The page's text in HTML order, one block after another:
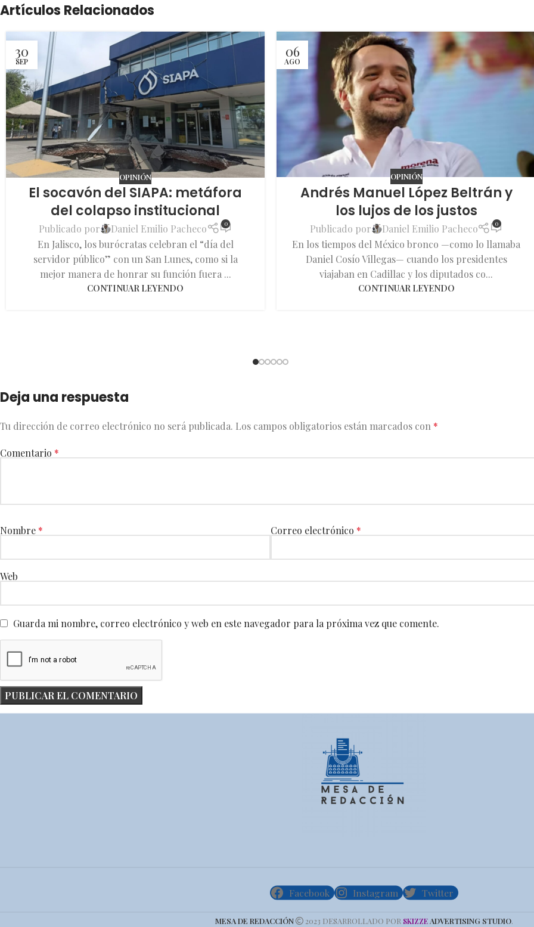
Artículos Relacionados
30
SEP
OPINIÓN
El socavón del SIAPA: metáfora
del colapso institucional
Publicado por Daniel Emilio Pacheco 0
En Jalisco, los burócratas celebran el “día del
servidor público” con un San Lunes, como si la
mejor manera de honrar su función fuera ...
CONTINUAR LEYENDO
06
AGO
OPINIÓN
Andrés Manuel López Beltrán y
los lujos de los justos
Publicado por Daniel Emilio Pacheco 0
En los tiempos del México bronco —como lo llamaba
Daniel Cosío Villegas— cuando los presidentes
viajaban en Cadillac y los diputados co...
CONTINUAR LEYENDO
Deja una respuesta
Tu dirección de correo electrónico no será publicada. Los campos obligatorios están marcados con *
Comentario *
Nombre * Correo electrónico *
Web
Guarda mi nombre, correo electrónico y web en este navegador para la próxima vez que comente.
Facebook Instagram Twitter
MESA DE REDACCIÓN 2023 DESARROLLADO POR SKIZZE ADVERTISING STUDIO.